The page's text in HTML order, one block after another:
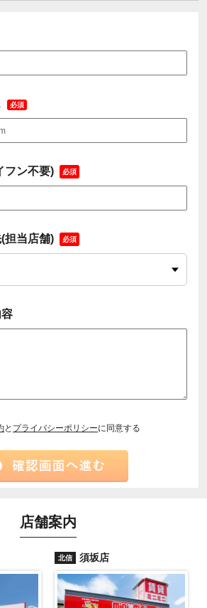
必須
フン不要) 必須
担当店舗) 必須
と プライバシーポリシーに同意する
店舗案内
北信 須坂店